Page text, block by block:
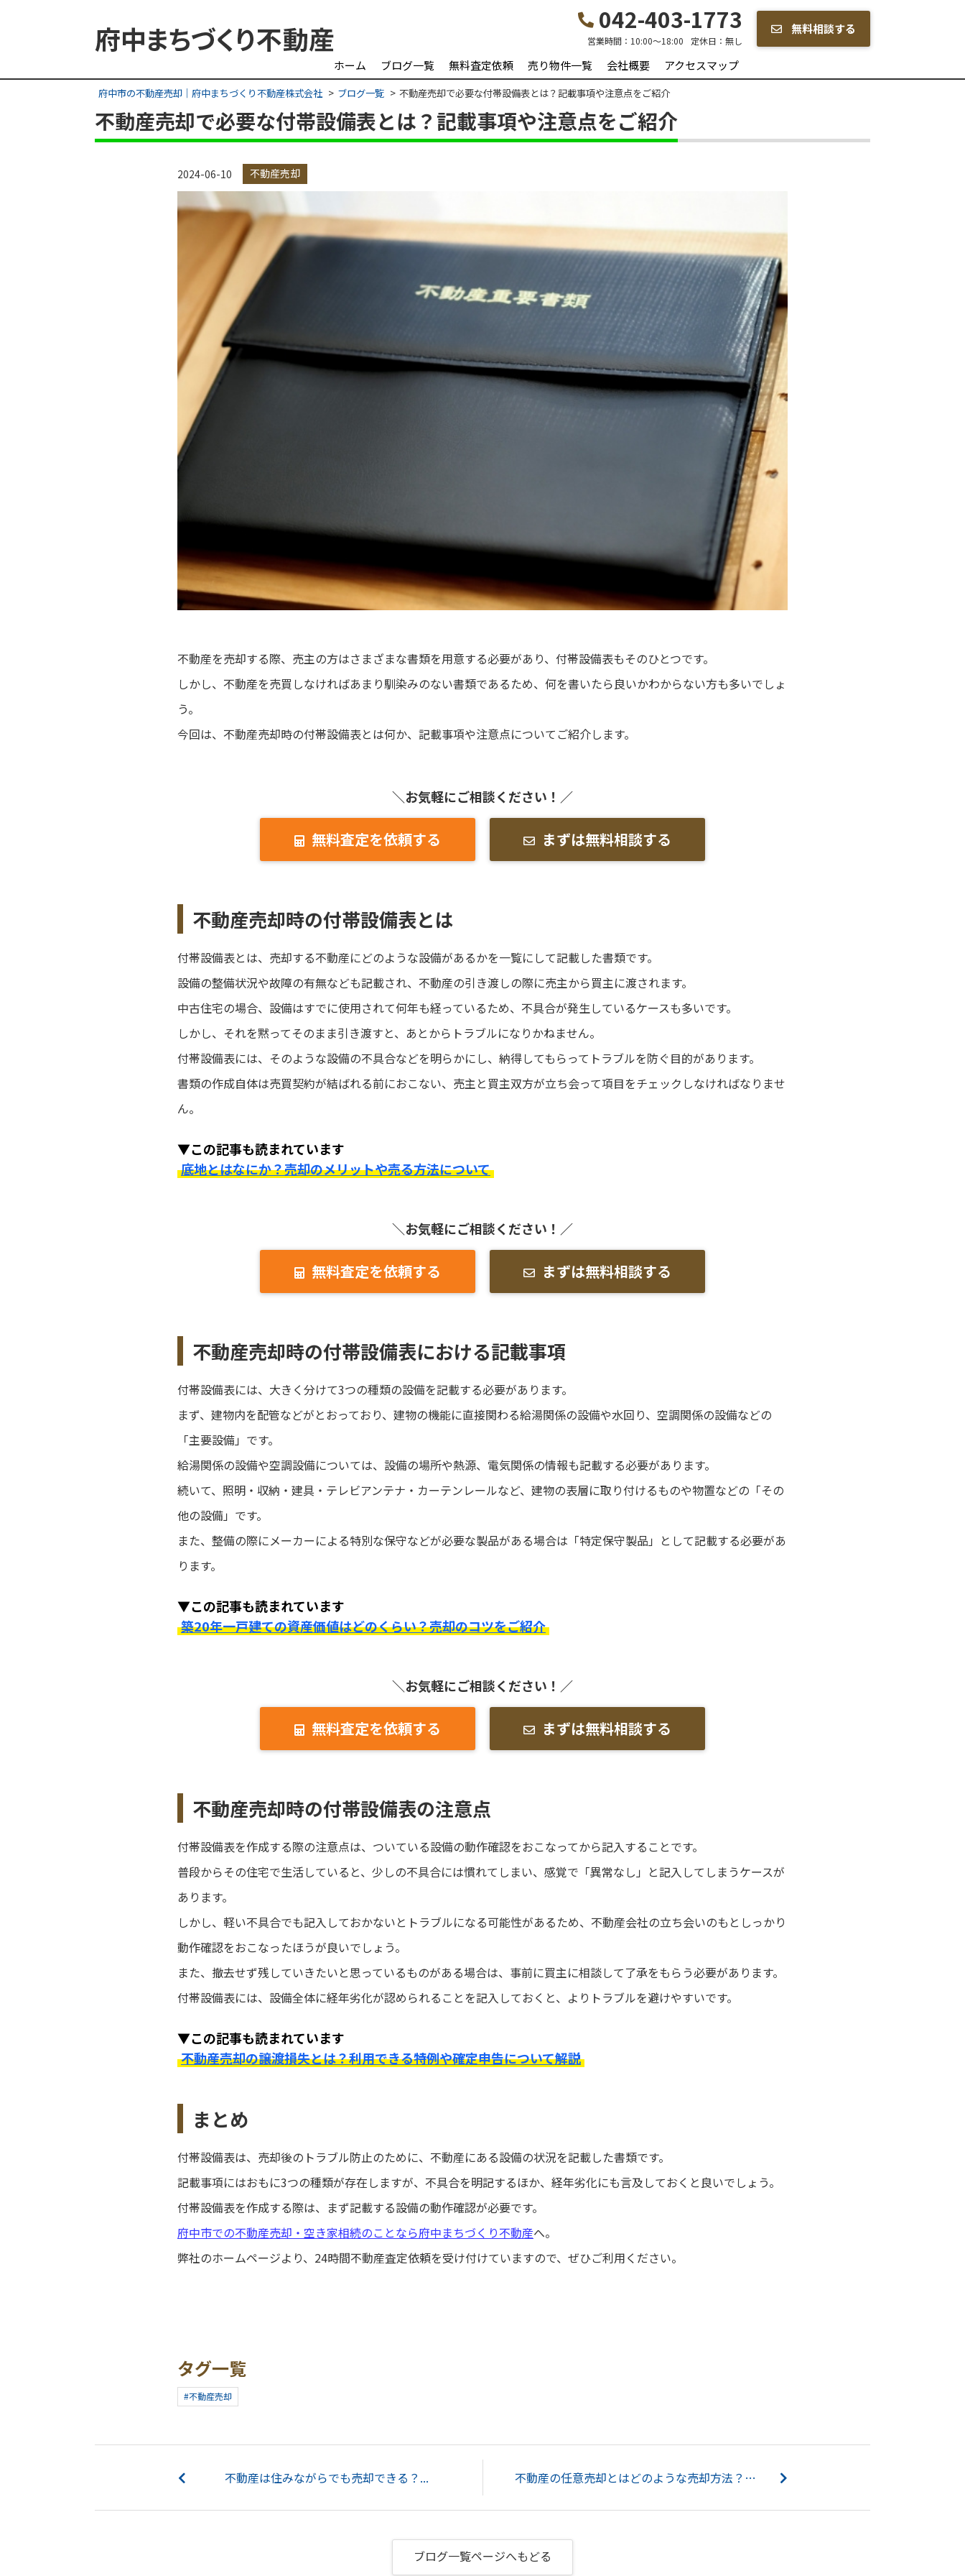
042-403-1773
営業時間： 10:00～18:00 定休日： 無し
無料相談する
ホーム ブログ一覧 無料査定依頼 売り物件一覧 会社概要 アクセスマップ
府中市の不動産売却｜府中まちづくり不動産株式会社 ブログ一覧 不動産売却で必要な付帯設備表とは？記載事項や注意点をご紹介
不動産売却で必要な付帯設備表とは？記載事項や注意点をご紹介
2024-06-10 不動産売却
不動産を売却する際、売主の方はさまざまな書類を用意する必要があり、付帯設備表もそのひとつです。
しかし、不動産を売買しなければあまり馴染みのない書類であるため、何を書いたら良いかわからない方も多いでしょ
う。
今回は、不動産売却時の付帯設備表とは何か、記載事項や注意点についてご紹介します。
＼お気軽にご相談ください！／
無料査定を依頼する まずは無料相談する
不動産売却時の付帯設備表とは
付帯設備表とは、売却する不動産にどのような設備があるかを一覧にして記載した書類です。
設備の整備状況や故障の有無なども記載され、不動産の引き渡しの際に売主から買主に渡されます。
中古住宅の場合、設備はすでに使用されて何年も経っているため、不具合が発生しているケースも多いです。
しかし、それを黙ってそのまま引き渡すと、あとからトラブルになりかねません。
付帯設備表には、そのような設備の不具合などを明らかにし、納得してもらってトラブルを防ぐ目的があります。
書類の作成自体は売買契約が結ばれる前におこない、売主と買主双方が立ち会って項目をチェックしなければなりませ
ん。
▼この記事も読まれています
底地とはなにか？売却のメリットや売る方法について
＼お気軽にご相談ください！／
無料査定を依頼する まずは無料相談する
不動産売却時の付帯設備表における記載事項
付帯設備表には、大きく分けて3つの種類の設備を記載する必要があります。
まず、建物内を配管などがとおっており、建物の機能に直接関わる給湯関係の設備や水回り、空調関係の設備などの
「主要設備」です。
給湯関係の設備や空調設備については、設備の場所や熱源、電気関係の情報も記載する必要があります。
続いて、照明・収納・建具・テレビアンテナ・カーテンレールなど、建物の表層に取り付けるものや物置などの「その
他の設備」です。
また、整備の際にメーカーによる特別な保守などが必要な製品がある場合は「特定保守製品」として記載する必要があ
ります。
▼この記事も読まれています
築20年一戸建ての資産価値はどのくらい？売却のコツをご紹介
＼お気軽にご相談ください！／
無料査定を依頼する まずは無料相談する
不動産売却時の付帯設備表の注意点
付帯設備表を作成する際の注意点は、ついている設備の動作確認をおこなってから記入することです。
普段からその住宅で生活していると、少しの不具合には慣れてしまい、感覚で「異常なし」と記入してしまうケースが
あります。
しかし、軽い不具合でも記入しておかないとトラブルになる可能性があるため、不動産会社の立ち会いのもとしっかり
動作確認をおこなったほうが良いでしょう。
また、撤去せず残していきたいと思っているものがある場合は、事前に買主に相談して了承をもらう必要があります。
付帯設備表には、設備全体に経年劣化が認められることを記入しておくと、よりトラブルを避けやすいです。
▼この記事も読まれています
不動産売却の譲渡損失とは？利用できる特例や確定申告について解説
まとめ
付帯設備表は、売却後のトラブル防止のために、不動産にある設備の状況を記載した書類です。
記載事項にはおもに3つの種類が存在しますが、不具合を明記するほか、経年劣化にも言及しておくと良いでしょう。
付帯設備表を作成する際は、まず記載する設備の動作確認が必要です。
府中市での不動産売却・空き家相続のことなら府中まちづくり不動産へ。
弊社のホームページより、24時間不動産査定依頼を受け付けていますので、ぜひご利用ください。
タグ一覧
#不動産売却
不動産は住みながらでも売却できる？... 不動産の任意売却とはどのような売却方法？メリット・デメリットもご紹介！...
ブログ一覧ページへもどる